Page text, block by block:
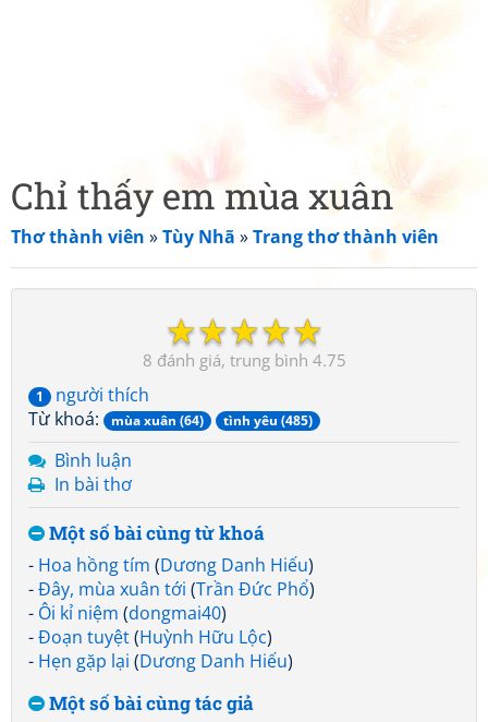
Chỉ thấy em mùa xuân
Thơ thành viên »Tùy Nhã »Trang thơ thành viên
☆
☆
☆
☆
☆
8 4.75
1
người thích
Từ khoá:
mùa xuân (64) tình yêu (485)
Bình luận
In bài thơ
Một số bài cùng từ khoá
- Hoa hồng tím (Dương Danh Hiếu)
-Đây, mùa xuân tới (Trần Đức Phổ)
- Ôi kỉ niệm (dongmai40)
-Đoạn tuyệt(Huỳnh Hữu Lộc)
- Hẹn gặp lại (Dương Danh Hiếu)
Một số bài cùng tác giả